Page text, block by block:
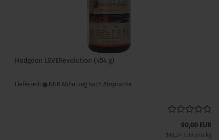
Hodgdon LEVERevolution (454 g)
Lieferzeit: NUR Abholung nach Absprache
90,00 EUR
198,24 EUR pro kg